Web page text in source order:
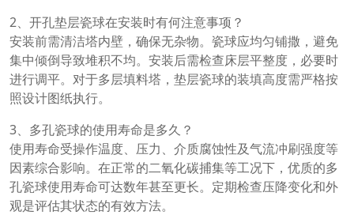
2、开孔垫层瓷球在安装时有何注意事项？
安装前需清洁塔内壁，确保无杂物。瓷球应均匀铺撒，避免
集中倾倒导致堆积不均。安装后需检查床层平整度，必要时
进行调平。对于多层填料塔，垫层瓷球的装填高度需严格按
照设计图纸执行。
3、多孔瓷球的使用寿命是多久？
使用寿命受操作温度、压力、介质腐蚀性及气流冲刷强度等
因素综合影响。在正常的二氧化碳捕集等工况下，优质的多
孔瓷球使用寿命可达数年甚至更长。定期检查压降变化和外
观是评估其状态的有效方法。